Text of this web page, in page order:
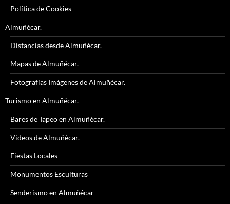
Política de Cookies
Almuñécar.
Distancias desde Almuñécar.
Mapas de Almuñécar.
Fotografías Imágenes de Almuñécar.
Turismo en Almuñécar.
Bares de Tapeo en Almuñécar.
Vídeos de Almuñécar.
Fiestas Locales
Monumentos Esculturas
Senderismo en Almuñécar